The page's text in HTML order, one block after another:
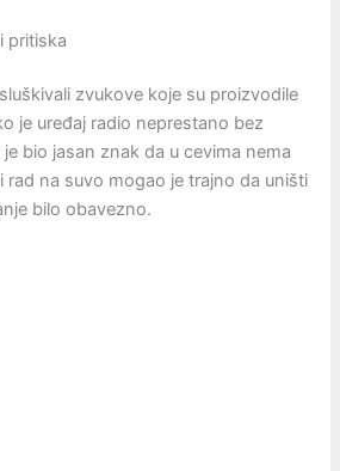
pritiska
zvukove koje su proizvodile
je uređaj radio neprestano bez
bio jasan znak da u cevima nema
rad na suvo mogao je trajno da uništi
bilo obavezno.